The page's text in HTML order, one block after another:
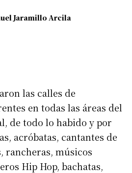
Jaramillo Arcila
las calles de
en todas las áreas del
de todo lo habido y por
acróbatas, cantantes de
rancheras, músicos
Hip Hop, bachatas,